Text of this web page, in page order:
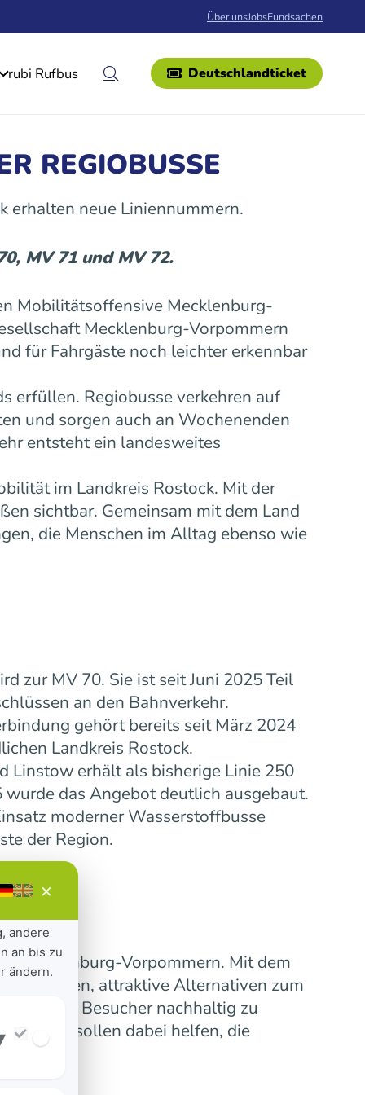
Über unsJobsFundsachen
rubi Rufbus Deutschlandticket
REGIOBUSSE
erhalten neue Liniennummern.
MV 71 und MV 72.
Mobilitätsoffensive Mecklenburg-
Mecklenburg-Vorpommern
für Fahrgäste noch leichter erkennbar
erfüllen. Regiobusse verkehren auf
und sorgen auch an Wochenenden
entsteht ein landesweites
im Landkreis Rostock. Mit der
sichtbar. Gemeinsam mit dem Land
die Menschen im Alltag ebenso wie
zur MV 70. Sie ist seit Juni 2025 Teil
an den Bahnverkehr.
gehört bereits seit März 2024
Landkreis Rostock.
Linstow erhält als bisherige Linie 250
das Angebot deutlich ausgebaut.
moderner Wasserstoffbusse
der Region.
Mecklenburg-Vorpommern. Mit dem
verbinden, attraktive Alternativen zum
und Besucher nachhaltig zu
sollen dabei helfen, die
×
andere
an bis zu
ändern.